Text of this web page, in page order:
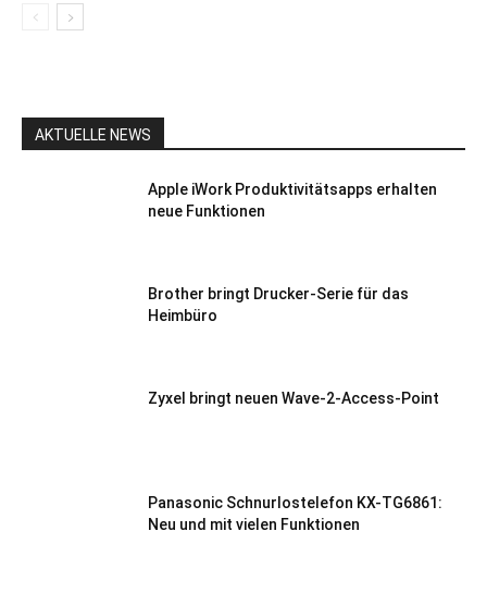
AKTUELLE NEWS
Apple iWork Produktivitätsapps erhalten
neue Funktionen
Brother bringt Drucker-Serie für das
Heimbüro
Zyxel bringt neuen Wave-2-Access-Point
Panasonic Schnurlostelefon KX-TG6861:
Neu und mit vielen Funktionen